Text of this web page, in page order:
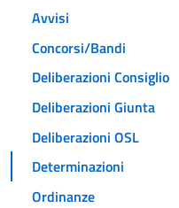
Avvisi
Concorsi/Bandi
Deliberazioni Consiglio
Deliberazioni Giunta
Deliberazioni OSL
Determinazioni
Ordinanze